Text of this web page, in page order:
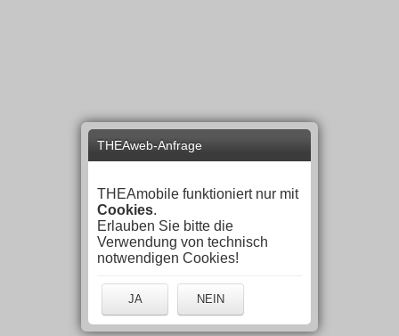
THEAweb-Anfrage
THEAmobile funktioniert nur mit
Cookies.
Erlauben Sie bitte die
Verwendung von technisch
notwendigen Cookies!
JA NEIN